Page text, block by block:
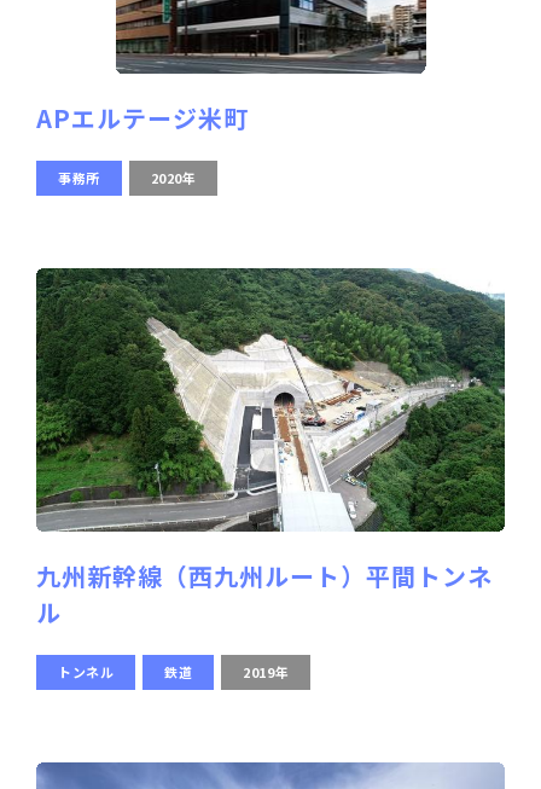
APエルテージ米町
事務所 2020年
九州新幹線（西九州ルート）平間トンネ
ル
トンネル 鉄道 2019年